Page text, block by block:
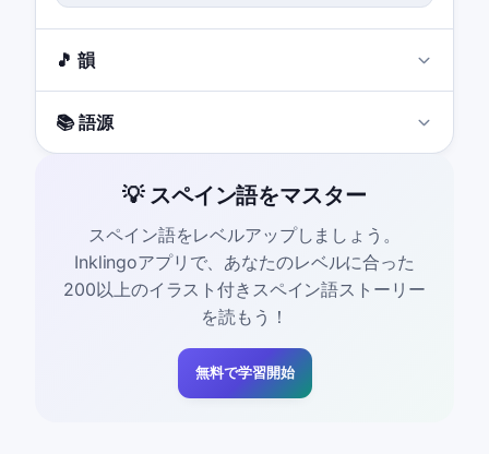
🎵 韻
📚 語源
💡 スペイン語をマスター
スペイン語をレベルアップしましょう。
Inklingoアプリで、あなたのレベルに合った
200以上のイラスト付きスペイン語ストーリー
を読もう！
無料で学習開始